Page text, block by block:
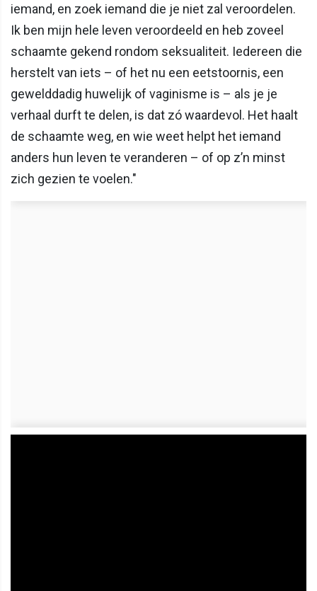
iemand, en zoek iemand die je niet zal veroordelen.
Ik ben mijn hele leven veroordeeld en heb zoveel
schaamte gekend rondom seksualiteit. Iedereen die
herstelt van iets – of het nu een eetstoornis, een
gewelddadig huwelijk of vaginisme is – als je je
verhaal durft te delen, is dat zó waardevol. Het haalt
de schaamte weg, en wie weet helpt het iemand
anders hun leven te veranderen – of op z’n minst
zich gezien te voelen."